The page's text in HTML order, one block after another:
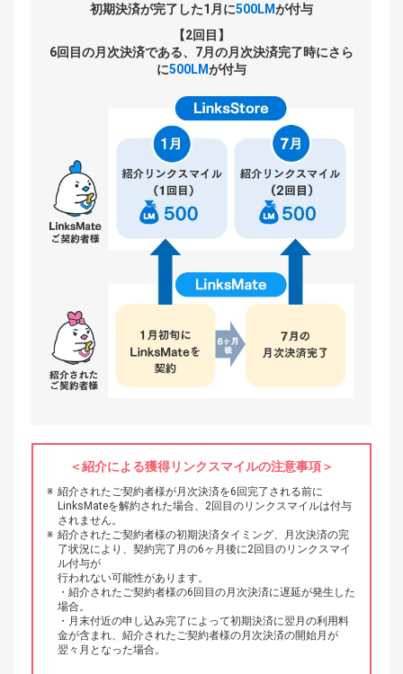
初期決済が完了した1月に500LMが付与
【2回目】
6回目の月次決済である、7月の月次決済完了時にさら
に500LMが付与
紹介による獲得リンクスマイルの注意事項
紹介されたご契約者様が月次決済を6回完了される前に
LinksMateを解約された場合、2回目のリンクスマイルは付与
されません。
紹介されたご契約者様の初期決済タイミング、月次決済の完
了状況により、契約完了月の6ヶ月後に2回目のリンクスマイ
ル付与が
行われない可能性があります。
・紹介されたご契約者様の6回目の月次決済に遅延が発生した
場合。
・月末付近の申し込み完了によって初期決済に翌月の利用料
金が含まれ、紹介されたご契約者様の月次決済の開始月が
翌々月となった場合。